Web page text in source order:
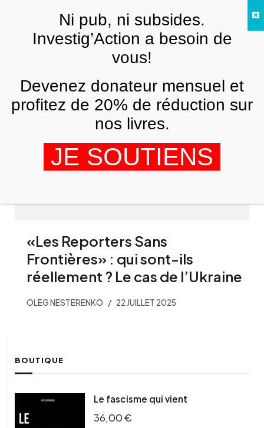
Oleg Nesterenko
«Les Reporters Sans
Frontières» : qui sont-ils
réellement ? Le cas de l’Ukraine
OLEG NESTERENKO 22 JUILLET 2025
BOUTIQUE
Le fascisme qui vient
36,00€
FRNi pub, ni subsides.
Investig’Action a besoin de
vous!
Devenez donateur mensuel et
profitez de 20% de réduction sur
nos livres.
JE SOUTIENS